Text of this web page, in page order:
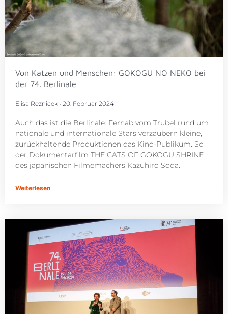
Von Katzen und Menschen: GOKOGU NO NEKO bei
der 74. Berlinale
Elisa Reznicek 20. Februar 2024
Auch das ist die Berlinale: Fernab vom Trubel rund um
nationale und internationale Stars verzaubern kleine,
zurückhaltende Produktionen das Kino-Publikum. So
der Dokumentarfilm THE CATS OF GOKOGU SHRINE
des japanischen Filmemachers Kazuhiro Soda.
Weiterlesen